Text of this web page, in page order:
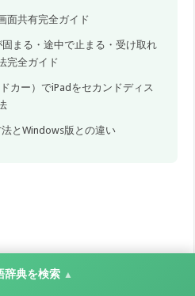
面共有完全ガイド
まる・途中で止まる・受け取れ
完全ガイド
カー）でiPadをセカンドディス
とWindows版との違い
辞典を検索 ▲